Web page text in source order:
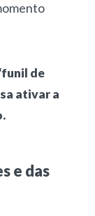
de
ativar a
e das